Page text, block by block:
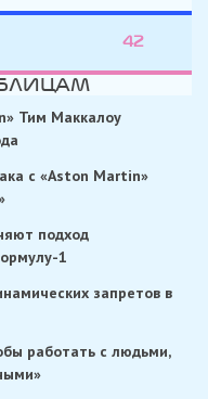
42
Тим Маккалоу
с «Aston Martin»
подход
1
запретов в
работать с людьми,